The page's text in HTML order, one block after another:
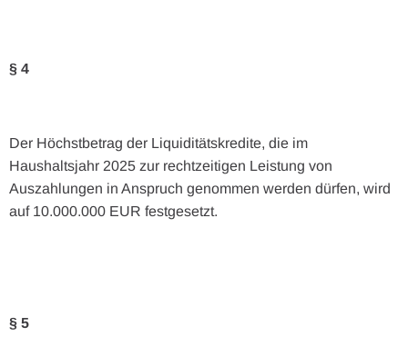
§ 4
Der Höchstbetrag der Liquiditätskredite, die im
Haushaltsjahr 2025 zur rechtzeitigen Leistung von
Auszahlungen in Anspruch genommen werden dürfen, wird
auf 10.000.000 EUR festgesetzt.
§ 5